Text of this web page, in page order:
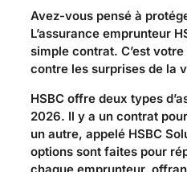
Avez-vous pensé à
L’assurance emprunteur
simple contrat. C’est
contre les surprises de la
HSBC offre deux types
2026. Il y a un contrat
un autre, appelé HSBC
options sont faites pour